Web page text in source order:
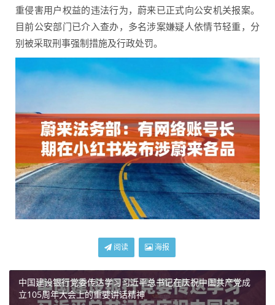
重侵害用户权益的违法行为，蔚来已正式向公安机关报案。
目前公安部门已介入查办，多名涉案嫌疑人依情节轻重，分
别被采取刑事强制措施及行政处罚。
阅读 海报
中国建设银行党委传达学习习近平总书记在庆祝中国共产党成
立105周年大会上的重要讲话精神